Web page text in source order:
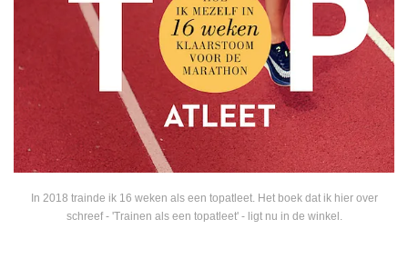
In 2018 trainde ik 16 weken als een topatleet. Het boek dat ik hier over
schreef - 'Trainen als een topatleet' - ligt nu in de winkel.